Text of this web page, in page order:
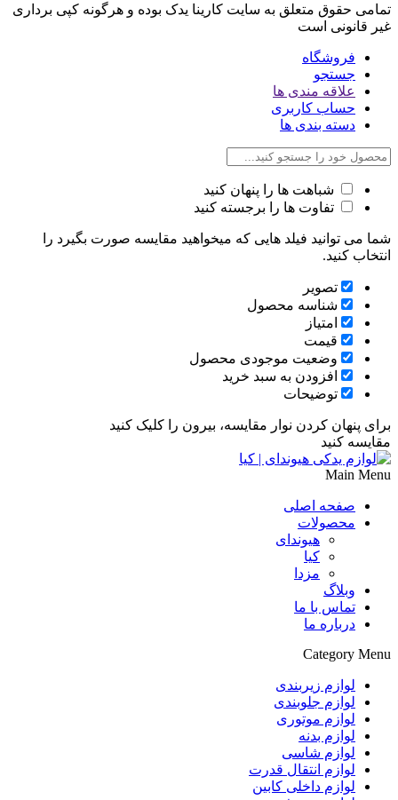
تمامی حقوق متعلق به سایت کارینا یدک بوده و هرگونه کپی برداری
غیر قانونی است
فروشگاه
جستجو
علاقه مندی ها
حساب کاربری
دسته بندی ها
شباهت ها را پنهان کنید
تفاوت ها را برجسته کنید
شما می توانید فیلد هایی که میخواهید مقایسه صورت بگیرد را
انتخاب کنید.
تصویر
شناسه محصول
امتیاز
قیمت
وضعیت موجودی محصول
افزودن به سبد خرید
توضیحات
برای پنهان کردن نوار مقایسه، بیرون را کلیک کنید
مقایسه کنید
Main Menu
صفحه اصلی
محصولات
هیوندای
کیا
مزدا
وبلاگ
تماس با ما
درباره ما
Category Menu
لوازم زیربندی
لوازم جلوبندی
لوازم موتوری
لوازم بدنه
لوازم شاسی
لوازم انتقال قدرت
لوازم داخلی کابین